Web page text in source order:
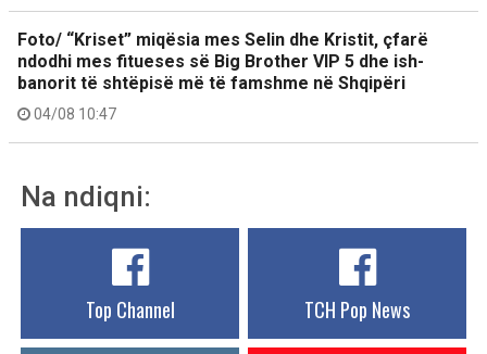
Foto/ “Kriset” miqësia mes Selin dhe Kristit, çfarë
ndodhi mes fitueses së Big Brother VIP 5 dhe ish-
banorit të shtëpisë më të famshme në Shqipëri
04/08 10:47
Na ndiqni:
Top Channel TCH Pop News